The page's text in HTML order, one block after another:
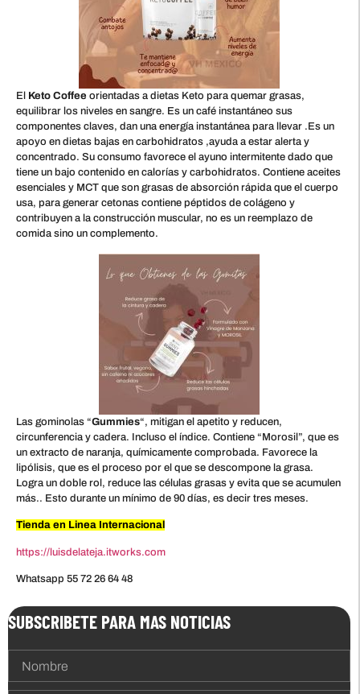
El Keto Coffee orientadas a dietas Keto para quemar grasas,
equilibrar los niveles en sangre. Es un café instantáneo sus
componentes claves, dan una energía instantánea para llevar .Es un
apoyo en dietas bajas en carbohidratos ,ayuda a estar alerta y
concentrado. Su consumo favorece el ayuno intermitente dado que
tiene un bajo contenido en calorías y carbohidratos. Contiene aceites
esenciales y MCT que son grasas de absorción rápida que el cuerpo
usa, para generar cetonas contiene péptidos de colágeno y
contribuyen a la construcción muscular, no es un reemplazo de
comida sino un complemento.
Las gominolas “Gummies“, mitigan el apetito y reducen,
circunferencia y cadera. Incluso el índice. Contiene “Morosil”, que es
un extracto de naranja, químicamente comprobada. Favorece la
lipólisis, que es el proceso por el que se descompone la grasa.
Logra un doble rol, reduce las células grasas y evita que se acumulen
más.. Esto durante un mínimo de 90 días, es decir tres meses.
Tienda en Linea Internacional
https://luisdelateja.itworks.com
Whatsapp 55 72 26 64 48
SUBSCRIBETE PARA MAS NOTICIAS